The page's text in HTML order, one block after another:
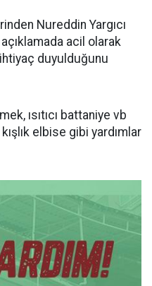
Nureddin Yargıcı
acil olarak
duyulduğunu
ısıtıcı battaniye vb
elbise gibi yardımlar